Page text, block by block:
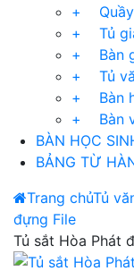
+ Quầy
+ Tủ
+ Bàn
+ Tủ
+ Bàn
+ Bàn
BÀN HỌC
BẢNG TỪ
Trang chủTủ
đựng File
Tủ sắt Hòa Phát